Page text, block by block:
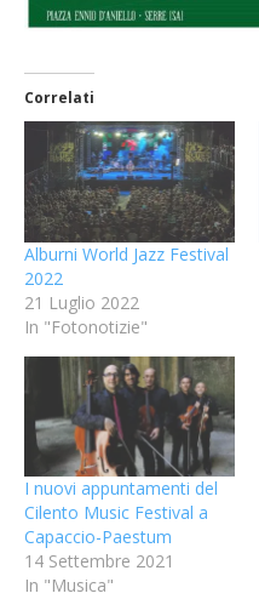
Correlati
Alburni World Jazz Festival
2022
21 Luglio 2022
In "Fotonotizie"
I nuovi appuntamenti del
Cilento Music Festival a
Capaccio-Paestum
14 Settembre 2021
In "Musica"